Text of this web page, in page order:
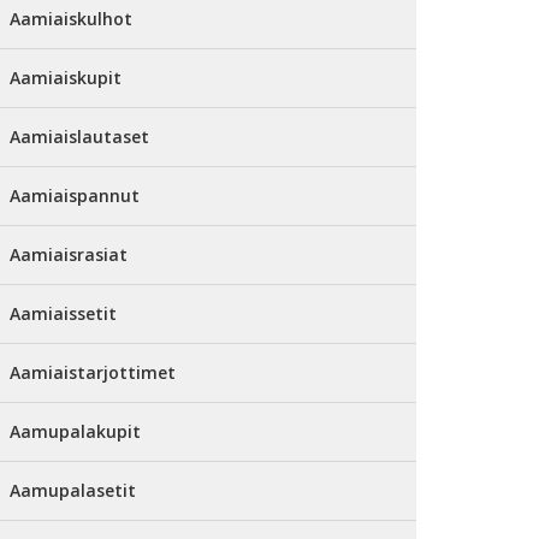
Aamiaiskulhot
Aamiaiskupit
Aamiaislautaset
Aamiaispannut
Aamiaisrasiat
Aamiaissetit
Aamiaistarjottimet
Aamupalakupit
Aamupalasetit